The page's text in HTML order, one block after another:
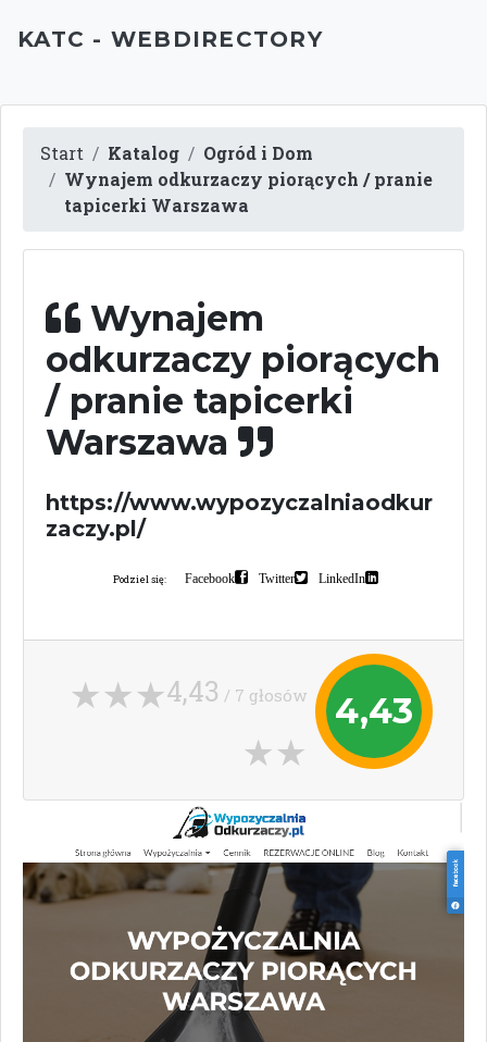
KATC - WEBDIRECTORY
Start Katalog
Ogród i Dom
Wynajem odkurzaczy piorących / pranie
tapicerki Warszawa
Wynajem
odkurzaczy piorących
/ pranie tapicerki
Warszawa
https://www.wypozyczalniaodkur
zaczy.pl/
Podziel się: Facebook Twitter LinkedIn
4,43
4,43 / 7 głosów